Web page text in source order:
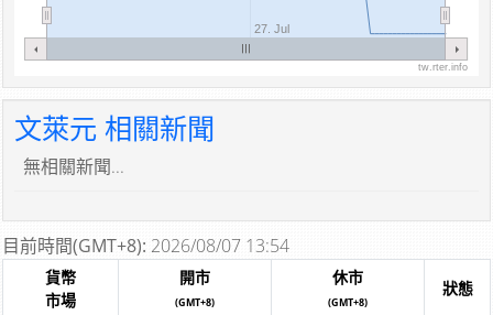
27. Jul
tw.rter.info
文萊元 相關新聞
無相關新聞...
目前時間(GMT+8): 2026/08/07 13:54
貨幣
市場
開市
(GMT+8)
休市
(GMT+8)
狀態